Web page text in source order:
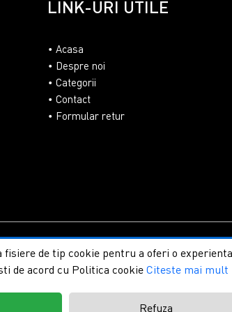
LINK-URI UTILE
Acasa
Despre noi
Categorii
Contact
Formular retur
| Toate drepturile rezervate.
de tip cookie pentru a oferi o
de acord cu Politica cookieCiteste mai mult
Refuza